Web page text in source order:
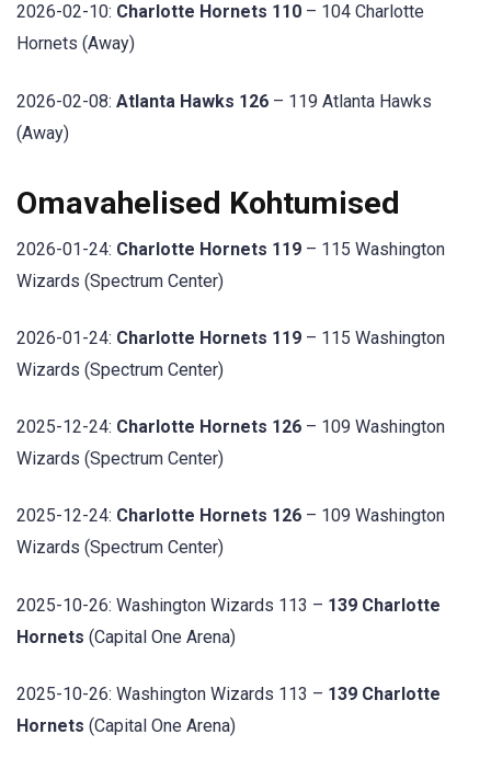
2026-02-10: Charlotte Hornets 110 – 104 Charlotte
Hornets (Away)
2026-02-08: Atlanta Hawks 126 – 119 Atlanta Hawks
(Away)
Omavahelised Kohtumised
2026-01-24: Charlotte Hornets 119 – 115 Washington
Wizards (Spectrum Center)
2026-01-24: Charlotte Hornets 119 – 115 Washington
Wizards (Spectrum Center)
2025-12-24: Charlotte Hornets 126 – 109 Washington
Wizards (Spectrum Center)
2025-12-24: Charlotte Hornets 126 – 109 Washington
Wizards (Spectrum Center)
2025-10-26: Washington Wizards 113 – 139 Charlotte
Hornets (Capital One Arena)
2025-10-26: Washington Wizards 113 – 139 Charlotte
Hornets (Capital One Arena)